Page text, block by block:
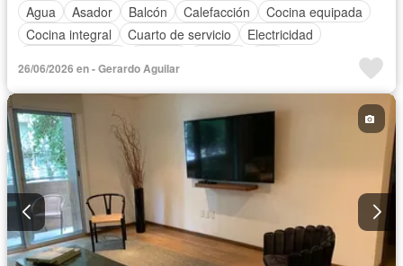
Agua
Asador Balcón Calefacción
Cocina equipada
Cocina integral
Cuarto de servicio
Electricidad
Permite mascotas
Permite niños
26/06/2026 en - Gerardo Aguilar